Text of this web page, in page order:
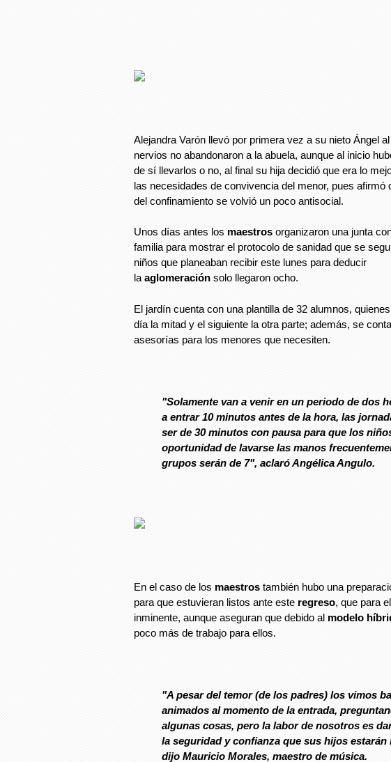
Alejandra Varón llevó por primera vez a su nieto Ángel
nervios no abandonaron a la abuela, aunque al inicio
de sí llevarlos o no, al final su hija decidió que era lo
las necesidades de convivencia del menor, pues afirmó
del confinamiento se volvió un poco antisocial.
Unos días antes los maestros organizaron una junta
familia para mostrar el protocolo de sanidad que se
niños que planeaban recibir este lunes para deducir
la aglomeración solo llegaron ocho.
El jardín cuenta con una plantilla de 32 alumnos,
día la mitad y el siguiente la otra parte; además, se
asesorías para los menores que necesiten.
"Solamente van a venir en un periodo de dos
a entrar 10 minutos antes de la hora, las
ser de 30 minutos con pausa para que los
oportunidad de lavarse las manos
grupos serán de 7", aclaró Angélica Angulo.
En el caso de los maestros también hubo una
para que estuvieran listos ante este regreso, que para
inminente, aunque aseguran que debido al modelo
poco más de trabajo para ellos.
"A pesar del temor (de los padres) los vimos
animados al momento de la entrada,
algunas cosas, pero la labor de nosotros es
la seguridad y confianza que sus hijos estarán
dijo Mauricio Morales, maestro de música.